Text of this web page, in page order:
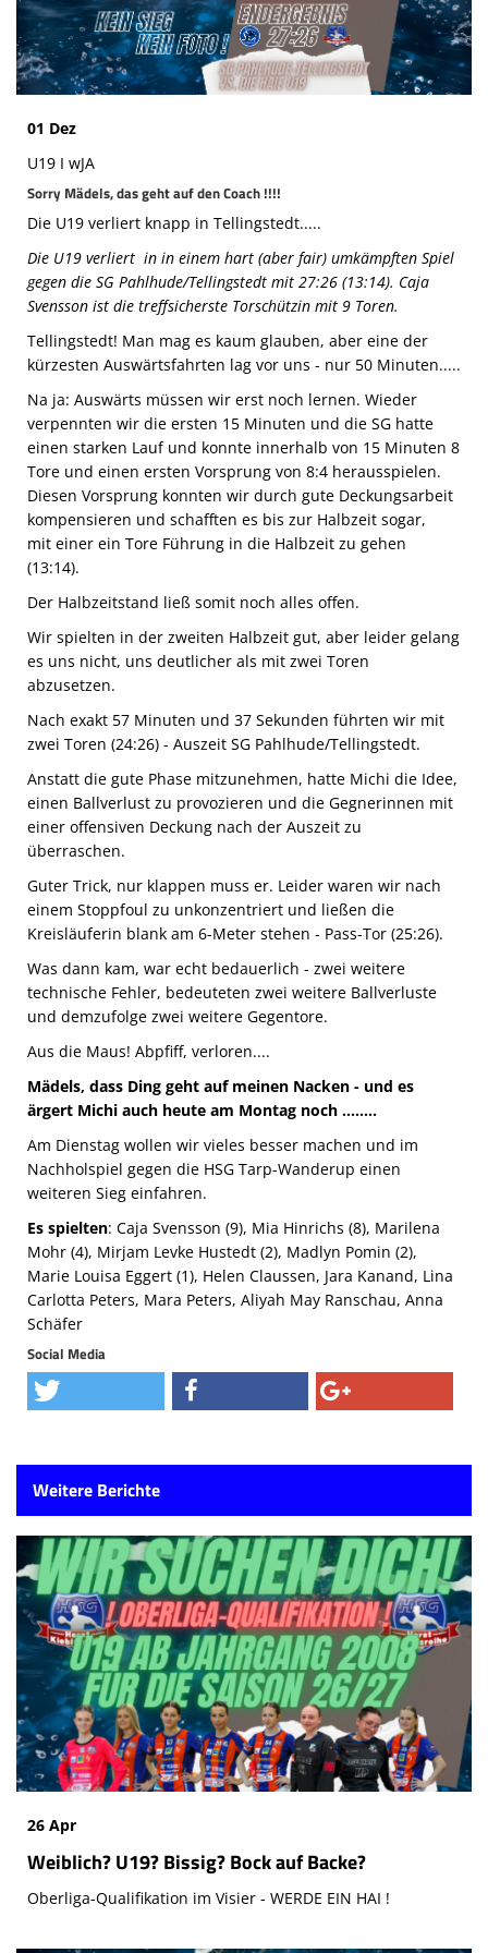
Die SpecialHaie
Teams
HAIE TV
DIE HAIE I Intern
Partner
01 Dez
U19 I wJA
Sorry Mädels, das geht auf den Coach !!!!
Die U19 verliert knapp in Tellingstedt.....
Die U19 verliert in in einem hart (aber fair) umkämpften Spiel
gegen die SG Pahlhude/Tellingstedt mit 27:26 (13:14). Caja
Svensson ist die treffsicherste Torschützin mit 9 Toren.
Tellingstedt! Man mag es kaum glauben, aber eine der
kürzesten Auswärtsfahrten lag vor uns - nur 50 Minuten.....
Na ja: Auswärts müssen wir erst noch lernen. Wieder
verpennten wir die ersten 15 Minuten und die SG hatte
einen starken Lauf und konnte innerhalb von 15 Minuten 8
Tore und einen ersten Vorsprung von 8:4 herausspielen.
Diesen Vorsprung konnten wir durch gute Deckungsarbeit
kompensieren und schafften es bis zur Halbzeit sogar,
mit einer ein Tore Führung in die Halbzeit zu gehen
(13:14).
Der Halbzeitstand ließ somit noch alles offen.
Wir spielten in der zweiten Halbzeit gut, aber leider gelang
es uns nicht, uns deutlicher als mit zwei Toren
abzusetzen.
Nach exakt 57 Minuten und 37 Sekunden führten wir mit
zwei Toren (24:26) - Auszeit SG Pahlhude/Tellingstedt.
Anstatt die gute Phase mitzunehmen, hatte Michi die Idee,
einen Ballverlust zu provozieren und die Gegnerinnen mit
einer offensiven Deckung nach der Auszeit zu
überraschen.
Guter Trick, nur klappen muss er. Leider waren wir nach
einem Stoppfoul zu unkonzentriert und ließen die
Kreisläuferin blank am 6-Meter stehen - Pass-Tor (25:26).
Was dann kam, war echt bedauerlich - zwei weitere
technische Fehler, bedeuteten zwei weitere Ballverluste
und demzufolge zwei weitere Gegentore.
Aus die Maus! Abpfiff, verloren....
Mädels, dass Ding geht auf meinen Nacken - und es
ärgert Michi auch heute am Montag noch ........
Am Dienstag wollen wir vieles besser machen und im
Nachholspiel gegen die HSG Tarp-Wanderup einen
weiteren Sieg einfahren.
Es spielten: Caja Svensson (9), Mia Hinrichs (8), Marilena
Mohr (4), Mirjam Levke Hustedt (2), Madlyn Pomin (2),
Marie Louisa Eggert (1), Helen Claussen, Jara Kanand, Lina
Carlotta Peters, Mara Peters, Aliyah May Ranschau, Anna
Schäfer
Social Media
Weitere Berichte
26 Apr
Weiblich? U19? Bissig? Bock auf Backe?
Oberliga-Qualifikation im Visier - WERDE EIN HAI !